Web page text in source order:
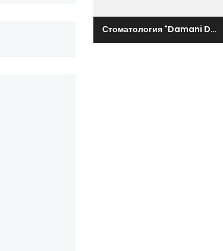
Стоматология "Damani Dent"